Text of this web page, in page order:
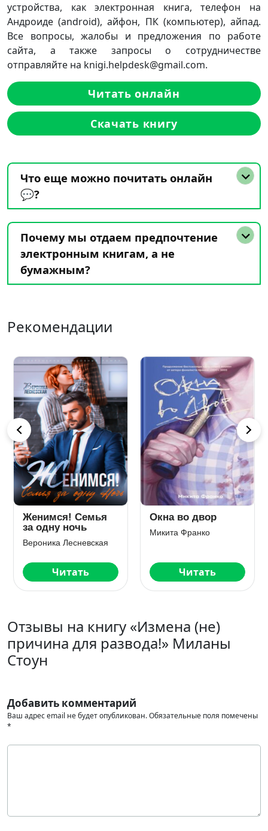
устройства, как электронная книга, телефон на
Андроиде (android), айфон, ПК (компьютер), айпад.
Все вопросы, жалобы и предложения по работе
сайта, а также запросы о сотрудничестве
отправляйте на knigi.helpdesk@gmail.com.
Читать онлайн
Скачать книгу
Что еще можно почитать онлайн
💬?
Почему мы отдаем предпочтение
электронным книгам, а не
бумажным?
Рекомендации
Женимся! Семья
за одну ночь
Вероника Лесневская
Читать
Окна во двор
Микита Франко
Читать
Отзывы на книгу «Измена (не)
причина для развода!» Миланы
Стоун
Добавить комментарий
Ваш адрес email не будет опубликован.Обязательные поля помечены
*